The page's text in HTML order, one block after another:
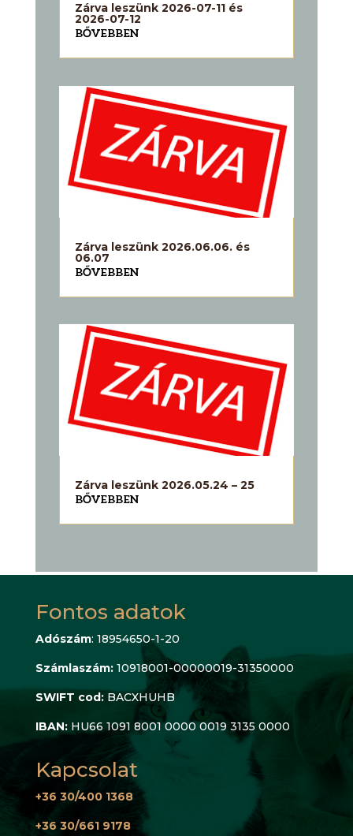
Zárva leszünk 2026-07-11 és
2026-07-12
BŐVEBBEN
Zárva leszünk 2026.06.06. és
06.07
BŐVEBBEN
Zárva leszünk 2026.05.24 – 25
BŐVEBBEN
Fontos adatok
Adószám: 18954650-1-20
Számlaszám: 10918001-00000019-31350000
SWIFT cod: BACXHUHB
IBAN: HU66 1091 8001 0000 0019 3135 0000
Kapcsolat
+36 30/400 1368
+36 30/661 9178